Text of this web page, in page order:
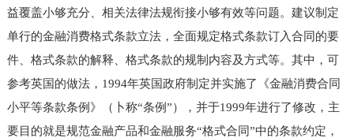
益覆盖小够充分、相关法律法规衔接小够有效等问题。建议制定
单行的金融消费格式条款立法，全面规定格式条款订入合同的要
件、格式条款的解释、格式条款的规制内容及方式等。其中，可
参考英国的做法，1994年英国政府制定并实施了《金融消费合同
小平等条款条例》（卜称“条例”），并于1999年进行了修改，主
要目的就是规范金融产品和金融服务“格式合同”中的条款约定，